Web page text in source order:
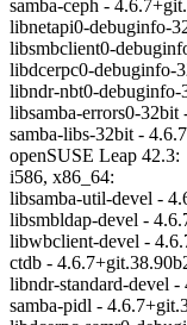
samba-ceph -
libnetapi0-debuginfo-
libsmbclient0-
libdcerpc0-debuginfo-
libndr-nbt0-debuginfo-
libsamba-errors0-32bit
samba-libs-32bit -
openSUSE Leap 42.3:
i586, x86_64:
libsamba-util-devel -
libsmbldap-devel -
libwbclient-devel -
ctdb -
libndr-standard-devel
samba-pidl -